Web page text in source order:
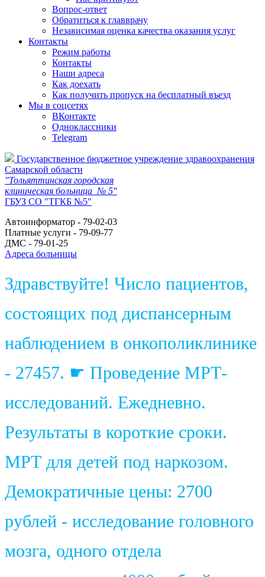
Вопрос-ответ
Обратиться к главврачу
Независимая оценка качества оказания услуг
Контакты
Режим работы
Контакты
Наши адреса
Как доехать
Как получить пропуск на бесплатный въезд
Мы в соцсетях
ВКонтакте
Одноклассники
Telegram
Государственное бюджетное учреждение здравоохранения
Самарской области
"Тольяттинская городская
клиническая больница № 5"
ГБУЗ СО "ТГКБ №5"
Автоинформатор - 79-02-03
Платные услуги - 79-09-77
ДМС - 79-01-25
Адреса больницы
Здравствуйте! Число пациентов,
состоящих под диспансерным
наблюдением в онкополиклинике
- 27457. ☛ Проведение МРТ-
исследований. Ежедневно.
Результаты в короткие сроки.
МРТ для детей под наркозом.
Демократичные цены: 2700
рублей - исследование головного
мозга, одного отдела